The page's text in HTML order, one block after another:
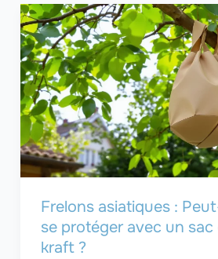
Frelons asiatiques :
se protéger avec un sac
kraft ?